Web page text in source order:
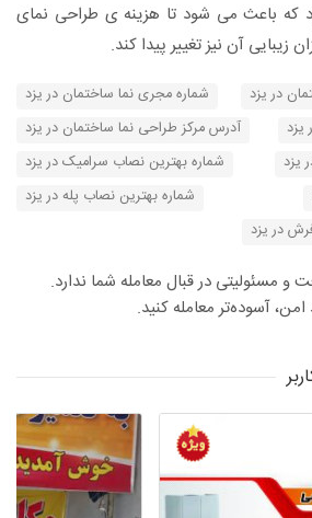
که باعث می شود تا هزینه ی طراحی نمای
زیبایی آن نیز تغییر پیدا کند.
در یزد
شماره مجری نما ساختمان در یزد
یزد
آدرس مرکز طراحی نما ساختمان در یزد
یزد
شماره بهترین نصاب سرامیک در یزد
شماره بهترین نصاب پله در یزد
در یزد
مسئولیتی در قبال معامله شما ندارد.
آسوده‌تر معامله کنید.